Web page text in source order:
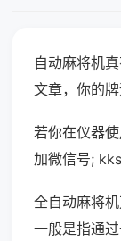
自动麻将机
文章，你的牌
若你在仪器
加微信号;
全自动麻将
一般是指通